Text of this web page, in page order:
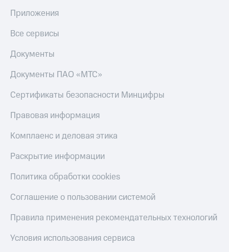
Приложения
Все сервисы
Документы
Документы ПАО «МТС»
Сертификаты безопасности Минцифры
Правовая информация
Комплаенс и деловая этика
Раскрытие информации
Политика обработки cookies
Соглашение о пользовании системой
Правила применения рекомендательных технологий
Условия использования сервиса